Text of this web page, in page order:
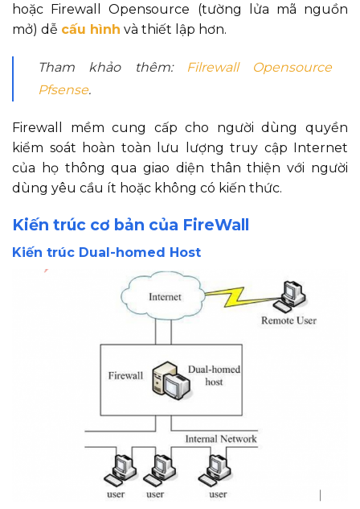
hoặc Firewall Opensource (tường lửa mã nguồn
mở) dễ cấu hình và thiết lập hơn.
Tham khảo thêm:
Filrewall Opensource
Pfsense.
Firewall mềm cung cấp cho người dùng quyền
kiểm soát hoàn toàn lưu lượng truy cập Internet
của họ thông qua giao diện thân thiện với người
dùng yêu cầu ít hoặc không có kiến thức.
Kiến trúc cơ bản của FireWall
Kiến trúc Dual-homed Host